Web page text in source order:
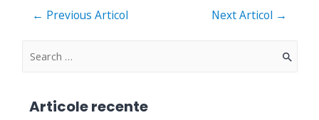
Navigare
← Previous Articol Next Articol →
S
Articole recente